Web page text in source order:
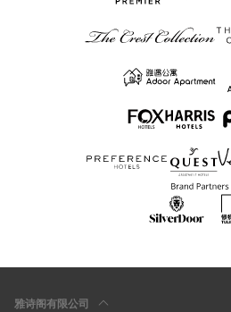
雅诗阁有限公司